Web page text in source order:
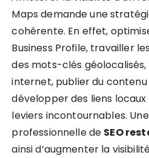
Maps demande une
cohérente. En effet,
Business Profile, travailler
des mots-clés
internet, publier du
développer des liens locaux
leviers incontournables.
professionnelle de SEO
ainsi d’augmenter la